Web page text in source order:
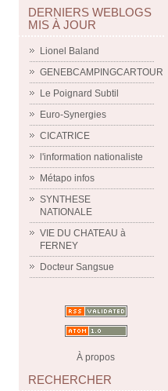
DERNIERS WEBLOGS
MIS À JOUR
Lionel Baland
GENEBCAMPINGCARTOUR
Le Poignard Subtil
Euro-Synergies
CICATRICE
l'information nationaliste
Métapo infos
SYNTHESE
NATIONALE
VIE DU CHATEAU à
FERNEY
Docteur Sangsue
À propos
RECHERCHER